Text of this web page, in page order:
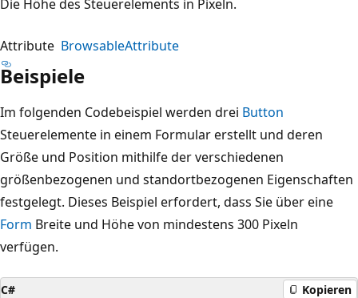
Die Höhe des Steuerelements in Pixeln.
Attribute BrowsableAttribute
Beispiele
Im folgenden Codebeispiel werden drei Button
Steuerelemente in einem Formular erstellt und deren
Größe und Position mithilfe der verschiedenen
größenbezogenen und standortbezogenen Eigenschaften
festgelegt. Dieses Beispiel erfordert, dass Sie über eine
Form Breite und Höhe von mindestens 300 Pixeln
verfügen.
C# Kopieren